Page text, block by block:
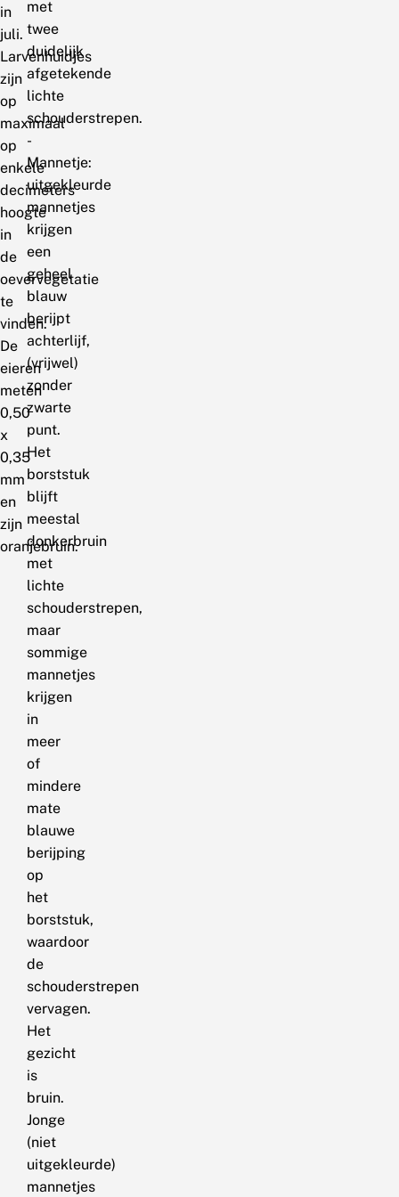
in
juli.
Larvenhuidjes
zijn
op
maximaal
op
enkele
decimeters
hoogte
in
de
oevervegetatie
te
vinden.
De
eieren
meten
0,50
x
0,35
mm
en
zijn
oranjebruin.
met
twee
duidelijk
afgetekende
lichte
schouderstrepen.
-
Mannetje:
uitgekleurde
mannetjes
krijgen
een
geheel
blauw
berijpt
achterlijf,
(vrijwel)
zonder
zwarte
punt.
Het
borststuk
blijft
meestal
donkerbruin
met
lichte
schouderstrepen,
maar
sommige
mannetjes
krijgen
in
meer
of
mindere
mate
blauwe
berijping
op
het
borststuk,
waardoor
de
schouderstrepen
vervagen.
Het
gezicht
is
bruin.
Jonge
(niet
uitgekleurde)
mannetjes